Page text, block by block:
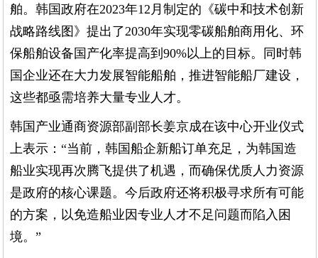
舶。韩国政府在2023年12月制定的《碳中和技术创新
战略路线图》提出了2030年实现零碳船舶商用化、环
保船舶设备国产化率提高到90%以上的目标。同时韩
国企业还在大力发展智能船舶，推进智能船厂建设，
这些都亟需培养大量专业人才。
韩国产业通商资源部副部长姜京成在该中心开业仪式
上表示：“当前，韩国船企新船订单充足，为韩国造
船业实现再次腾飞提供了机遇，而确保优质人力资源
是政府的核心课题。今后政府还将积极寻求所有可能
的方案，以免造船业因专业人才不足问题而陷入困
境。”